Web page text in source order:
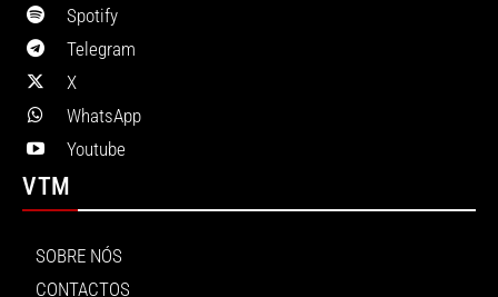
Spotify
Telegram
X
WhatsApp
Youtube
VTM
SOBRE NÓS
CONTACTOS